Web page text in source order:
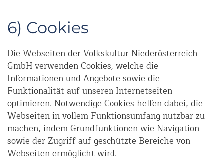
6) Cookies
Die Webseiten der Volkskultur Niederösterreich
GmbH verwenden Cookies, welche die
Informationen und Angebote sowie die
Funktionalität auf unseren Internetseiten
optimieren. Notwendige Cookies helfen dabei, die
Webseiten in vollem Funktionsumfang nutzbar zu
machen, indem Grundfunktionen wie Navigation
sowie der Zugriff auf geschützte Bereiche von
Webseiten ermöglicht wird.